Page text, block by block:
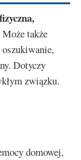
Może także
oszukiwanie,
Dotyczy
związku.
domowej,